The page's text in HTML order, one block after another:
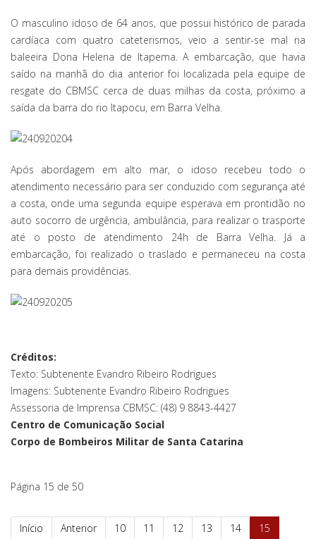
O masculino idoso de 64 anos, que possui histórico de parada
cardíaca com quatro cateterismos, veio a sentir-se mal na
baleeira Dona Helena de Itapema. A embarcação, que havia
saído na manhã do dia anterior foi localizada pela equipe de
resgate do CBMSC cerca de duas milhas da costa, próximo a
saída da barra do rio Itapocu, em Barra Velha.
Após abordagem em alto mar, o idoso recebeu todo o
atendimento necessário para ser conduzido com segurança até
a costa, onde uma segunda equipe esperava em prontidão no
auto socorro de urgência, ambulância, para realizar o trasporte
até o posto de atendimento 24h de Barra Velha. Já a
embarcação, foi realizado o traslado e permaneceu na costa
para demais providências.
Créditos:
Texto: Subtenente Evandro Ribeiro Rodrigues
Imagens: Subtenente Evandro Ribeiro Rodrigues
Assessoria de Imprensa CBMSC: (48) 9 8843-4427
Centro de Comunicação Social
Corpo de Bombeiros Militar de Santa Catarina
Página 15 de 50
Início Anterior 10 11 12 13 14 15